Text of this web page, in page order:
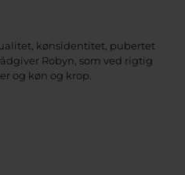
kønsidentitet, pubertet
Robyn, som ved rigtig
og køn og krop.